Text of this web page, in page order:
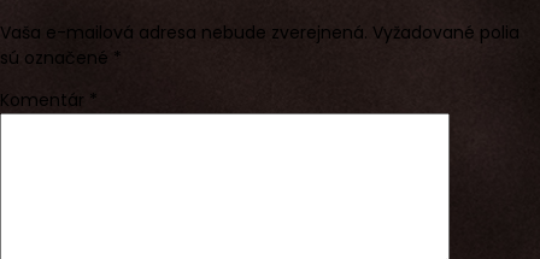
Vaša e-mailová adresa nebude zverejnená. Vyžadované polia
sú označené *
Komentár *